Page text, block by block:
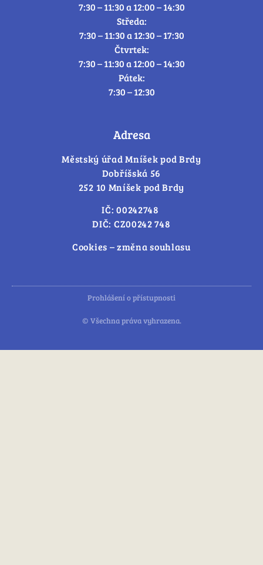
7:30 – 11:30 a 12:00 – 14:30
Středa:
7:30 – 11:30 a 12:30 – 17:30
Čtvrtek:
7:30 – 11:30 a 12:00 – 14:30
Pátek:
7:30 – 12:30
Adresa
Městský úřad Mníšek pod Brdy
Dobříšská 56
252 10 Mníšek pod Brdy
IČ: 00242748
DIČ: CZ00242 748
Cookies – změna souhlasu
Prohlášení o přístupnosti
© Všechna práva vyhrazena.